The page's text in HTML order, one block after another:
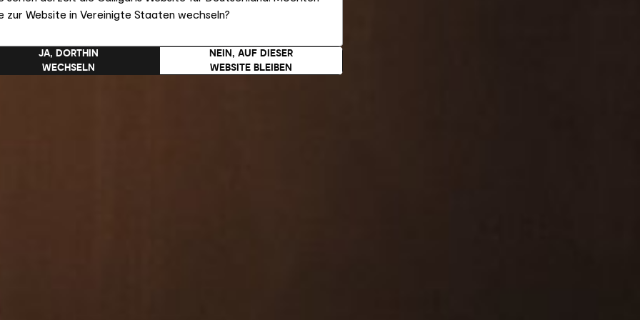
zur Website in Vereinigte Staaten wechseln?
NEIN, AUF DIESER
WEBSITE BLEIBEN
JA, DORTHIN
WECHSELN